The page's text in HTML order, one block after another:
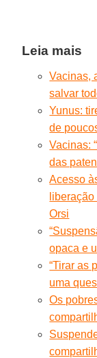
Leia mais
Vacinas,
salvar
Yunus:
de
Vacinas:
das
Acesso
Orsi
opaca e
“Tirar as
uma
Os